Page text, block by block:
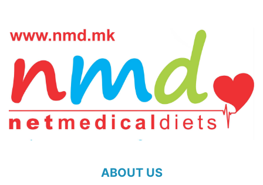
ABOUT US